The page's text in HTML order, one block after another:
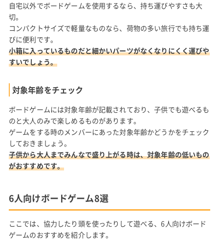
自宅以外でボードゲームを使用するなら、持ち運びやすさも大
切。
コンパクトサイズで軽量なものなら、荷物の多い旅行でも持ち運
びに便利です。
小箱に入っているものだと細かいパーツがなくなりにくく運びや
すいでしょう。
対象年齢をチェック
ボードゲームには対象年齢が記載されており、子供でも遊べるも
のと大人のみで楽しめるものがあります。
ゲームをする時のメンバーにあった対象年齢かどうかをチェック
しておきましょう。
子供から大人までみんなで盛り上がる時は、対象年齢の低いもの
がおすすめです。
6人向けボードゲーム8選
ここでは、協力したり頭を使ったりして遊べる、6人向けボード
ゲームのおすすめを紹介します。